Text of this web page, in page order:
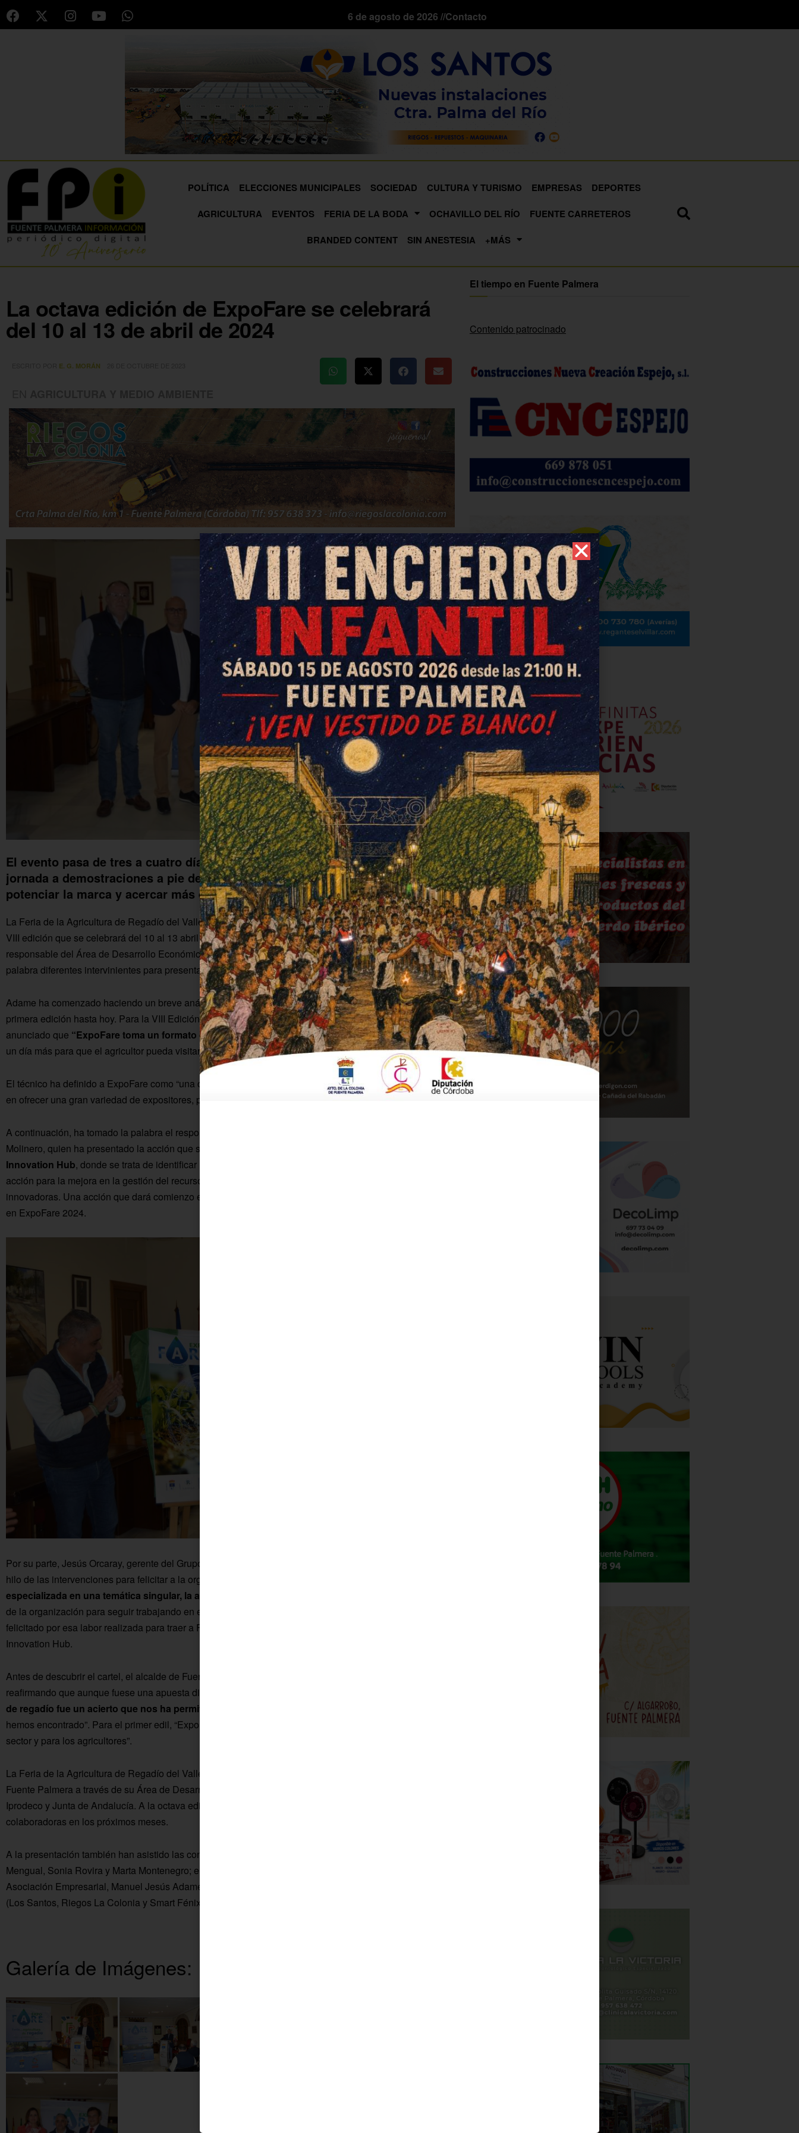
6 de agosto de 2026 //Contacto
POLÍTICA ELECCIONES MUNICIPALES SOCIEDAD CULTURA Y TURISMO EMPRESAS
DEPORTES
AGRICULTURA
EVENTOS FERIA DE LA BODA OCHAVILLO DEL RÍO
FUENTE CARRETEROS
BRANDED CONTENT
SIN ANESTESIA +MÁS
La octava edición de ExpoFare se celebrará
del 10 al 13 de abril de 2024
E. G. MORÁN
El evento pasa de tres a cuatro días de celebración, destinando la última
jornada a demostraciones a pie de campo. Los retos de la nueva edición es
potenciar la marca y acercar más el evento al agricultor.
La Feria de la Agricultura de Regadío del Valle del Guadalquivir, ExpoFare, ha presentado el cartel de su
VIII edición que se celebrará del 10 al 13 abril de 2024 en Fuente Palmera. En un acto presentado por el
responsable del Área de Desarrollo Económico del Ayuntamiento, José Luis Adame, han tomado la
palabra diferentes intervinientes para presentar las novedades de la nueva edición.
Adame ha comenzado haciendo un breve análisis del recorrido que ha realizado ExpoFare desde su
primera edición hasta hoy. Para la VIII Edición, el responsable del Área de Desarrollo Económico ha
anunciado que “ExpoFare toma un formato de cuatro días que va de miércoles a sábado”, ofreciendo
un día más para que el agricultor pueda visitar el evento.
El técnico ha definido a ExpoFare como “una cita obligada para el agricultor” y, para ello, están trabajando
en ofrecer una gran variedad de expositores, ponencias y actividades de interés para ellos.
A continuación, ha tomado la palabra el responsable de la empresa coordinadora Rurápolis, Miguel Ángel
Molinero, quien ha presentado la acción que se va a llevar a cabo con el
Innovation Hub, donde se trata de identificar las problemáticas en el uso del agua, proponer líneas de
acción para la mejora en la gestión del recurso, formular retos concretos sobre el tema y aportar soluciones
innovadoras. Una acción que dará comienzo en el mes de noviembre y que se presentarán los resultados
en ExpoFare 2024.
Por su parte, Jesús Orcaray, gerente del Grupo de Desarrollo Rural Medio Guadalquivir, ha aprovechado el
hilo de las intervenciones para felicitar a la organización “por su
especializada en una temática singular, la agricultura de regadío”
de la organización para seguir trabajando en ese crecimiento que año a año ha tenido ExpoFare, y ha
felicitado por esa labor realizada para traer a Fuente Palmera ese reto del Andalucía Agrotech Digital
Innovation Hub.
Antes de descubrir el cartel, el alcalde de Fuente Palmera, Francisco Javier Ruiz, ha cerrado el acto
reafirmando que aunque fuese una apuesta difícil,
de regadío fue un acierto que nos ha permitido adelantarnos a muchas situaciones
hemos encontrado”. Para el primer edil, “ExpoFare tiene que seguir trabajando por ser ese referente para el
sector y para los agricultores”.
La Feria de la Agricultura de Regadío del Valle del Guadalquivir está organizada por el Ayuntamiento de
Fuente Palmera a través de su Área de Desarrollo y cuenta con la colaboración de Diputación de Córdoba,
Iprodeco y Junta de Andalucía. A la octava edición se irán sumando patrocinadores y empresas
colaboradoras en los próximos meses.
A la presentación también han asistido las concejalas de Desarrollo, Hacienda y Bienestar Social, Inés
Mengual, Sonia Rovira y Marta Montenegro; el concejal de Turismo, Quique González; el presidente de la
Asociación Empresarial, Manuel Jesús Adame; así como representantes de empresas locales del sector
(Los Santos, Riegos La Colonia y Smart Fénix), de entidades bancarias y alguna empresa foránea.
Galería de Imágenes:
El tiempo en Fuente Palmera
Contenido patrocinado